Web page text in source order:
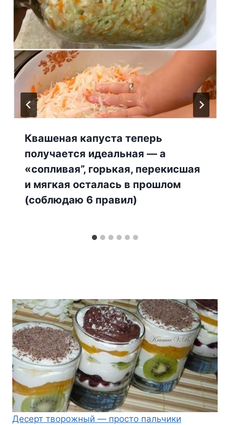
Квашеная капуста теперь
получается идеальная — а
«сопливая”, горькая, перекисшая
и мягкая осталась в прошлом
(соблюдаю 6 правил)
Десерт творожный — просто пальчики